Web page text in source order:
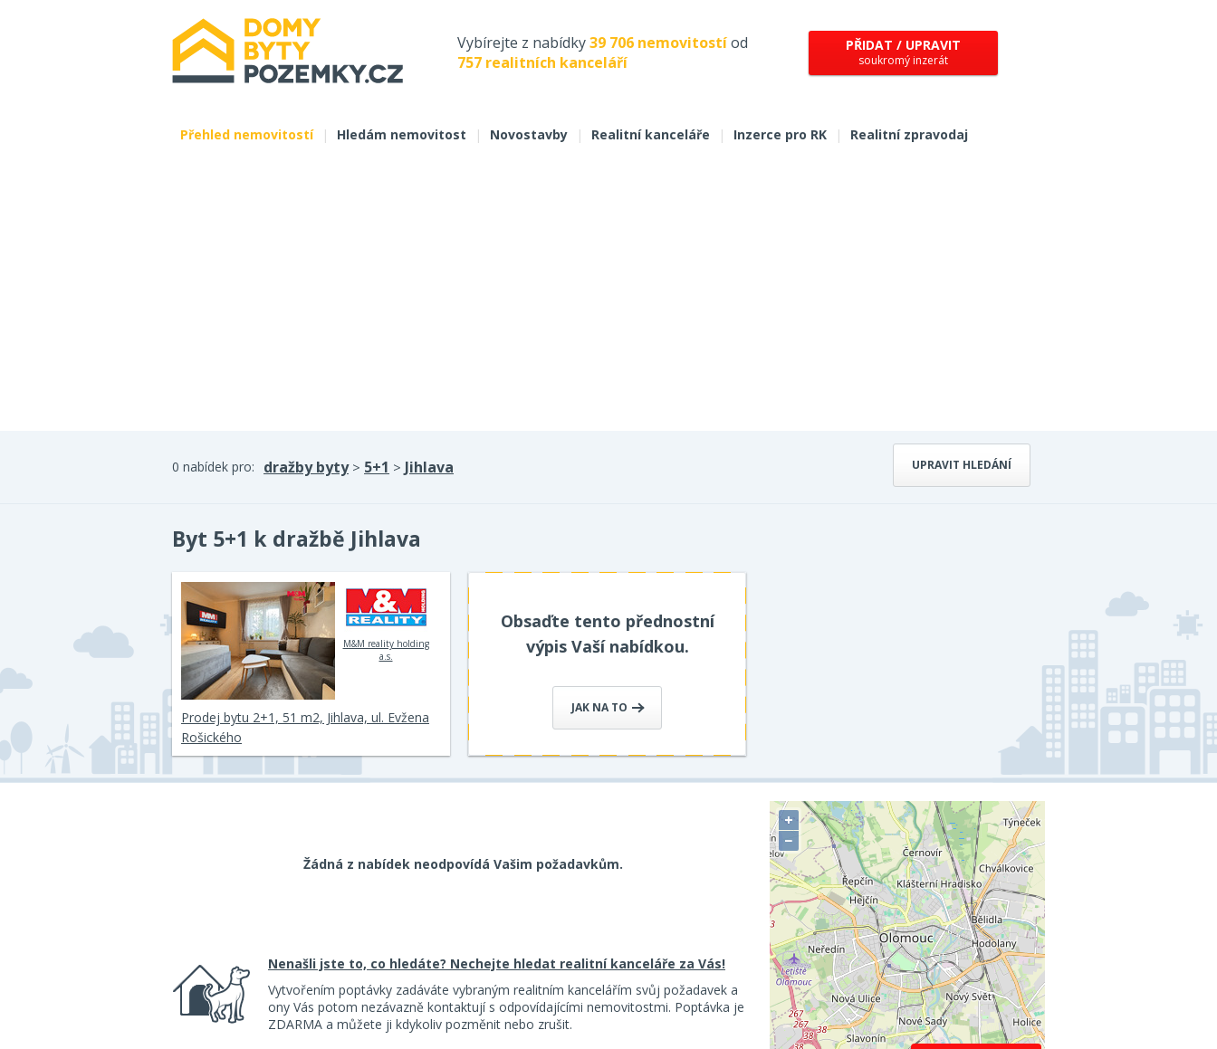
Vybírejte z nabídky39 706 nemovitostíod
757 realitních kanceláří
PŘIDAT / UPRAVIT
soukromý inzerát
Přehled nemovitostí | Hledám nemovitost | Novostavby | Realitní kanceláře | Inzerce pro RK | Realitní zpravodaj
UPRAVIT HLEDÁNÍ
0 nabídek pro: dražby byty> 5+1 > Jihlava
Byt 5+1 k dražbě Jihlava
M&M reality holding
a.s.
Prodej bytu 2+1, 51 m2, Jihlava, ul. Evžena
Rošického
Obsaďte tento přednostní
výpis Vaší nabídkou.
JAK NA TO
Žádná z nabídek neodpovídá Vašim požadavkům.
Nenašli jste to, co hledáte? Nechejte hledat realitní kanceláře za Vás!
Vytvořením poptávky zadáváte vybraným realitním kancelářím svůj požadavek a
ony Vás potom nezávazně kontaktují s odpovídajícími nemovitostmi. Poptávka je
ZDARMA a můžete ji kdykoliv pozměnit nebo zrušit.
+
−